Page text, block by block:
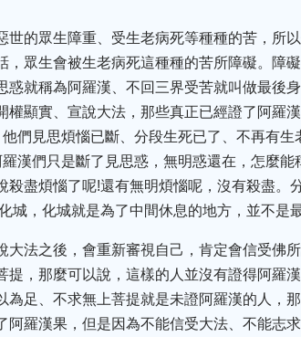
世的眾生障重、受生老病死等種種的苦，所
，眾生會被生老病死這種種的苦所障礙。障
惑就稱為阿羅漢、不回三界受苦就叫做最後
顯實、宣說大法，那些真正已經證了阿羅
們見思煩惱已斷、分段生死已了、不再有
漢們只是斷了見思惑，無明惑還在，怎麼
殺盡煩惱了呢!還有無明煩惱呢，沒有殺盡。
城，化城就是為了中間休息的地方，並不是
大法之後，會重新審視自己，肯定會信受佛
，那麼可以說，這樣的人並沒有證得阿羅
為足、不求無上菩提就是未證阿羅漢的人，
羅漢果，但是因為不能信受大法、不能志